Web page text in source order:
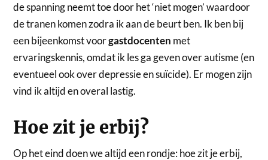
de spanning neemt toe door het ‘niet mogen’ waardoor
de tranen komen zodra ik aan de beurt ben. Ik ben bij
een bijeenkomst voorgastdocenten met
ervaringskennis, omdat ik les ga geven over autisme (en
eventueel ook over depressie en suïcide). Er mogen zijn
vind ik altijd en overal lastig.
Hoe zit je erbij?
Op het eind doen we altijd een rondje: hoe zit je erbij,